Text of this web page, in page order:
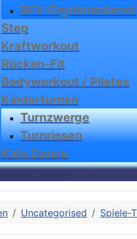
BFV-Ergebnisdienst
Step
Kraftworkout
Rücken-Fit
Bodyworkout / Pilates
Kinderturnen
Turnzwerge
Turnriesen
Kids Dance
Uncategorised Spiele-